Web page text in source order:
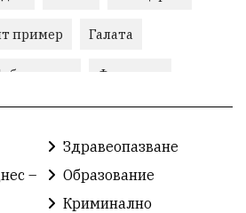
пример Галата
Фестивал
История
Здравеопазване
–
Образование
Криминално